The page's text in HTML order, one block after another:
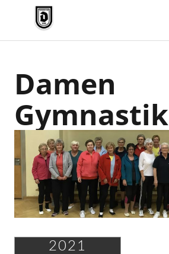
TV Jahn Duderstadt
Damen
Gymnastik
2021